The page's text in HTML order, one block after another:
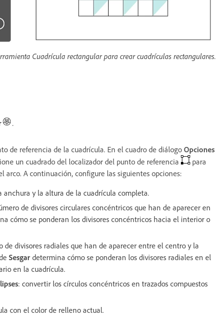
Cuadrícula rectangular para crear cuadrículas rectangulares.
.
de referencia de la cuadrícula. En el cuadro de diálogo Opciones
un cuadrado del localizador del punto de referencia
para
A continuación, configure las siguientes opciones:
anchura y la altura de la cuadrícula completa.
de divisores circulares concéntricos que han de aparecer en
cómo se ponderan los divisores concéntricos hacia el interior o
de divisores radiales que han de aparecer entre el centro y la
Sesgar determina cómo se ponderan los divisores radiales en el
en la cuadrícula.
: convertir los círculos concéntricos en trazados compuestos
con el color de relleno actual.